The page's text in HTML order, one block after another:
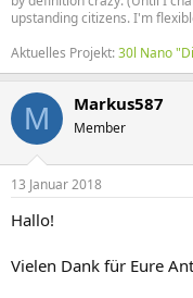
upstanding citizens. I'm
Aktuelles Projekt:30l Nano
M Markus587
Member
13 Januar 2018
Hallo!
Vielen Dank für Eure